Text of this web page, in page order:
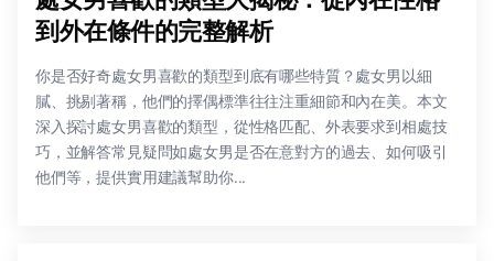
到外在條件的完整解析
你是否好奇處女男喜歡的類型到底有哪些特質？處女男以細
膩、挑剔著稱，他們的擇偶標準往往注重細節和內在美。本文
深入探討處女男喜歡的類型，從性格匹配、外表要求到相處技
巧，並解答常見疑問如處女男是否在意對方的過去、如何吸引
他們等，提供實用建議幫助你...